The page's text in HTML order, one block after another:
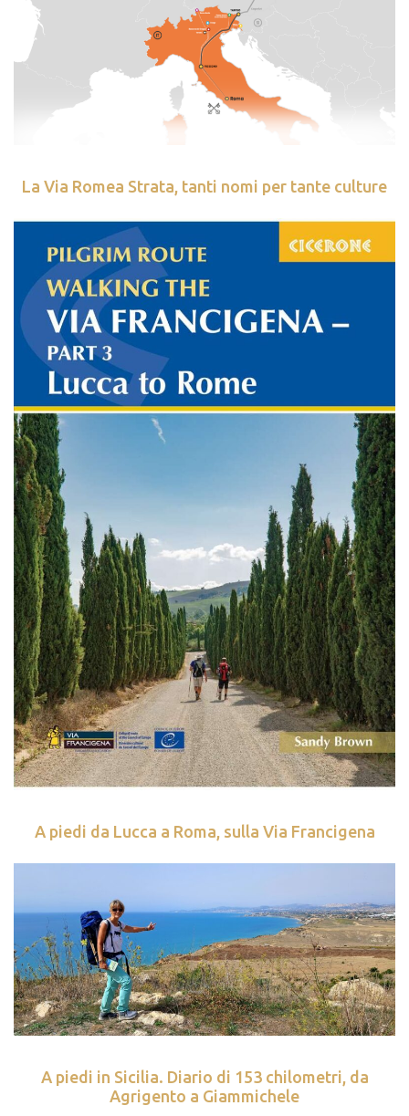
La Via Romea Strata, tanti nomi per tante culture
A piedi da Lucca a Roma, sulla Via Francigena
A piedi in Sicilia. Diario di 153 chilometri, da
Agrigento a Giammichele